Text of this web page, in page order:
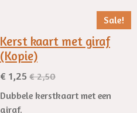
Sale!
Kerst kaart met giraf
(Kopie)
€ 1,25 € 2,50
Dubbele kerstkaart met een
giraf.